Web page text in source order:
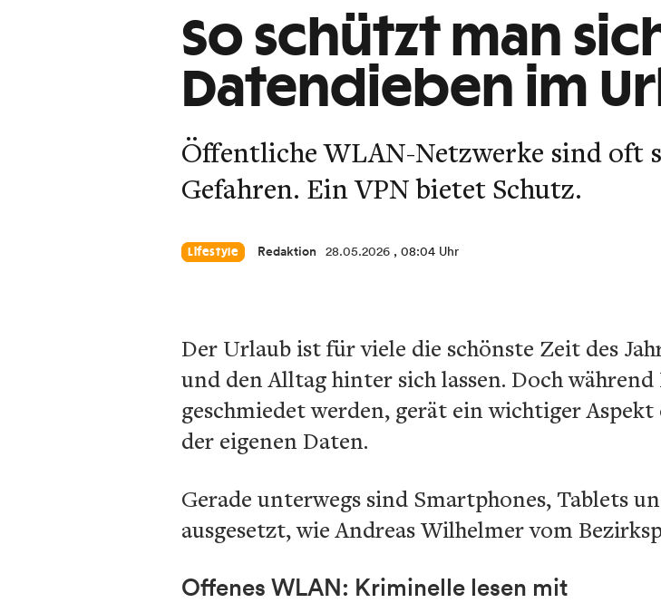
So schützt man
Datendieben im
Öffentliche WLAN-Netzwerke sind oft
Gefahren. Ein VPN bietet Schutz.
Lifestyle Redaktion 28.05.2026 , 08:04 Uhr
Der Urlaub ist für viele die schönste Zeit des
und den Alltag hinter sich lassen. Doch
geschmiedet werden, gerät ein wichtiger
der eigenen Daten.
Gerade unterwegs sind Smartphones, Tablets
ausgesetzt, wie Andreas Wilhelmer vom
Offenes WLAN: Kriminelle lesen mit